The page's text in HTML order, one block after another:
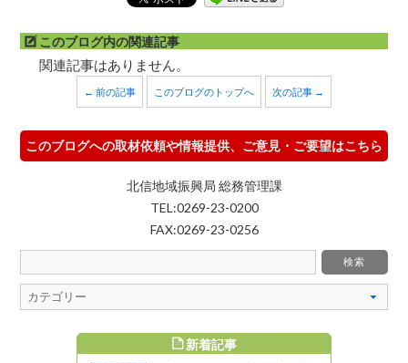
このブログ内の関連記事
関連記事はありません。
← 前の記事 このブログのトップへ 次の記事 →
このブログへの取材依頼や情報提供、ご意見・ご要望はこちら
北信地域振興局 総務管理課
TEL:0269-23-0200
FAX:0269-23-0256
新着記事